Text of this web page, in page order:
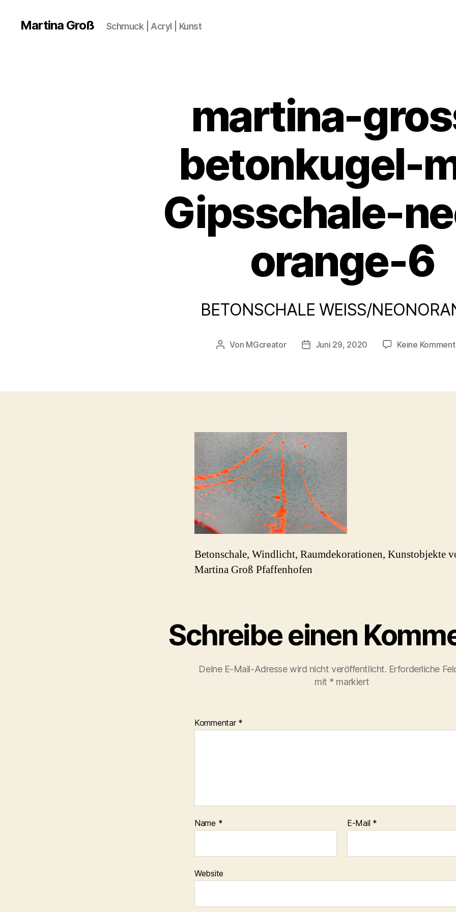
Martina Groß Schmuck | Acryl | Kunst
martina-
betonkugel-
Gipsschale-
orange-6
BETONSCHALE WEISS/
Beitragsautor
Von MGcreator Beitragsdatum
Juni 29, 2020 Keine
Betonschale, Windlicht, Raumdekorationen, Kunstobjekte
Martina Groß Pfaffenhofen
Schreibe einen
Deine E-Mail-Adresse wird nicht veröffentlicht. Erforderliche
mit * markiert
Kommentar *
Name * E-Mail *
Website